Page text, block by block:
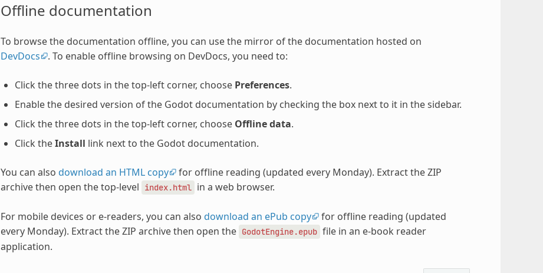
Offline documentation
To browse the documentation offline, you can use the mirror of the documentation hosted on
DevDocs
. To enable offline browsing on DevDocs, you need to:
Click the three dots in the top-left corner, choose Preferences.
Enable the desired version of the Godot documentation by checking the box next to it in the sidebar.
Click the three dots in the top-left corner, choose Offline data.
Click theInstall link next to the Godot documentation.
You can also download an HTML copy for offline reading (updated every Monday). Extract the ZIP
archive then open the top-level
index.html in a web browser.
For mobile devices or e-readers, you can also download an ePub copy for offline reading (updated
every Monday). Extract the ZIP archive then open the GodotEngine.epub file in an e-book reader
application.